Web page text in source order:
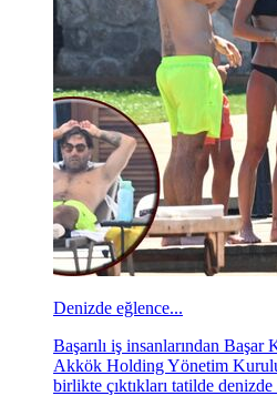
Denizde eğlence...
Başarılı iş insanlarından
Akkök Holding Yönetim
birlikte çıktıkları tatilde